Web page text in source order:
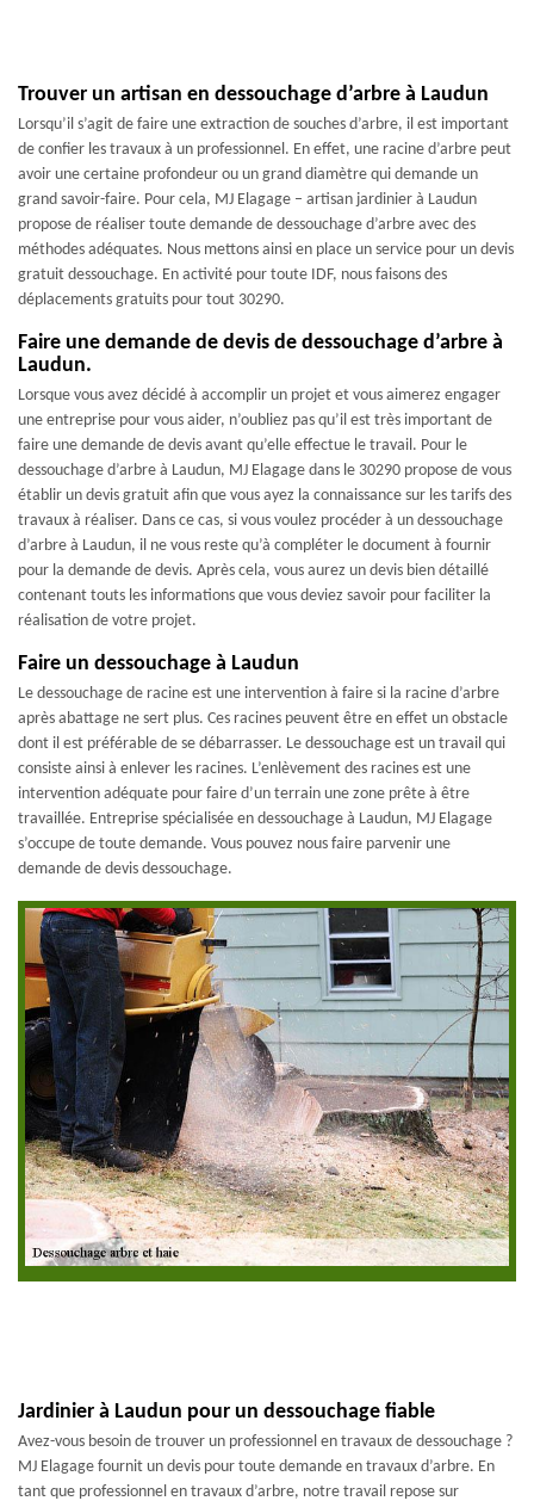
Trouver un artisan en dessouchage d’arbre à Laudun
Lorsqu’il s’agit de faire une extraction de souches d’arbre, il est important
de confier les travaux à un professionnel. En effet, une racine d’arbre peut
avoir une certaine profondeur ou un grand diamètre qui demande un
grand savoir-faire. Pour cela, MJ Elagage – artisan jardinier à Laudun
propose de réaliser toute demande de dessouchage d’arbre avec des
méthodes adéquates. Nous mettons ainsi en place un service pour un devis
gratuit dessouchage. En activité pour toute IDF, nous faisons des
déplacements gratuits pour tout 30290.
Faire une demande de devis de dessouchage d’arbre à
Laudun.
Lorsque vous avez décidé à accomplir un projet et vous aimerez engager
une entreprise pour vous aider, n’oubliez pas qu’il est très important de
faire une demande de devis avant qu’elle effectue le travail. Pour le
dessouchage d’arbre à Laudun, MJ Elagage dans le 30290 propose de vous
établir un devis gratuit afin que vous ayez la connaissance sur les tarifs des
travaux à réaliser. Dans ce cas, si vous voulez procéder à un dessouchage
d’arbre à Laudun, il ne vous reste qu’à compléter le document à fournir
pour la demande de devis. Après cela, vous aurez un devis bien détaillé
contenant touts les informations que vous deviez savoir pour faciliter la
réalisation de votre projet.
Faire un dessouchage à Laudun
Le dessouchage de racine est une intervention à faire si la racine d’arbre
après abattage ne sert plus. Ces racines peuvent être en effet un obstacle
dont il est préférable de se débarrasser. Le dessouchage est un travail qui
consiste ainsi à enlever les racines. L’enlèvement des racines est une
intervention adéquate pour faire d’un terrain une zone prête à être
travaillée. Entreprise spécialisée en dessouchage à Laudun, MJ Elagage
s’occupe de toute demande. Vous pouvez nous faire parvenir une
demande de devis dessouchage.
Jardinier à Laudun pour un dessouchage fiable
Avez-vous besoin de trouver un professionnel en travaux de dessouchage ?
MJ Elagage fournit un devis pour toute demande en travaux d’arbre. En
tant que professionnel en travaux d’arbre, notre travail repose sur